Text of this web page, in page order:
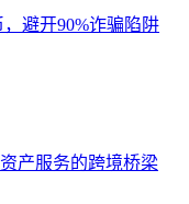
避开90%诈骗陷阱
产服务的跨境桥梁